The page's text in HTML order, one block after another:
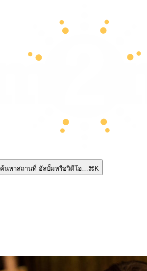
ค้นหาสถานที่ อัลบั้มหรือวิดีโอ…⌘K